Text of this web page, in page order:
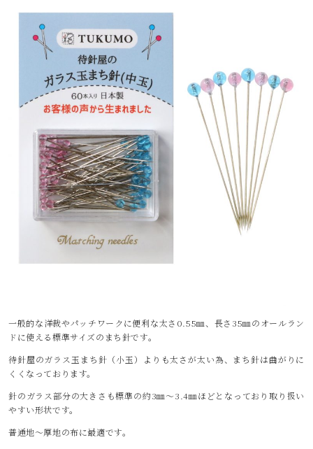
一般的な洋裁やパッチワークに便利な太さ0.55㎜、長さ35㎜のオールラン
ドに使える標準サイズのまち針です。
待針屋のガラス玉まち針（小玉）よりも太さが太い為、まち針は曲がりに
くくなっております。
針のガラス部分の大きさも標準の約3㎜～3.4㎜ほどとなっており取り扱い
やすい形状です。
普通地～厚地の布に最適です。